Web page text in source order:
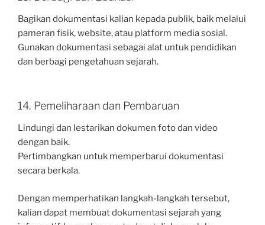
Bagikan dokumentasi kalian kepada publik, baik melalui
pameran fisik, website, atau platform media sosial.
Gunakan dokumentasi sebagai alat untuk pendidikan
dan berbagi pengetahuan sejarah.
14. Pemeliharaan dan Pembaruan
Lindungi dan lestarikan dokumen foto dan video
dengan baik.
Pertimbangkan untuk memperbarui dokumentasi
secara berkala.
Dengan memperhatikan langkah-langkah tersebut,
kalian dapat membuat dokumentasi sejarah yang